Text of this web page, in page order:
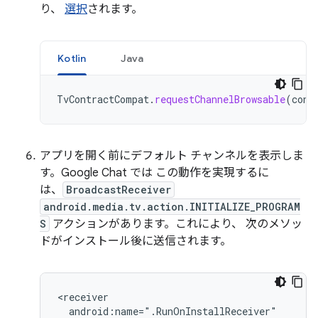
り、 選択されます。
Kotlin Java
TvContractCompat. requestChannelBrowsable(
アプリを開く前にデフォルト チャンネルを表示しま
す。Google Chat では この動作を実現するに
は、
BroadcastReceiver
android.media.tv.action.INITIALIZE_PROGRAM
S アクションがあります。これにより、 次のメソッ
ドがインストール後に送信されます。